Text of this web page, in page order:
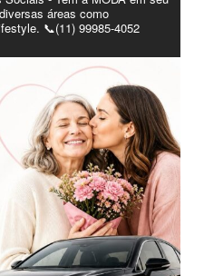
áreas como
📞(11) 99985-4052